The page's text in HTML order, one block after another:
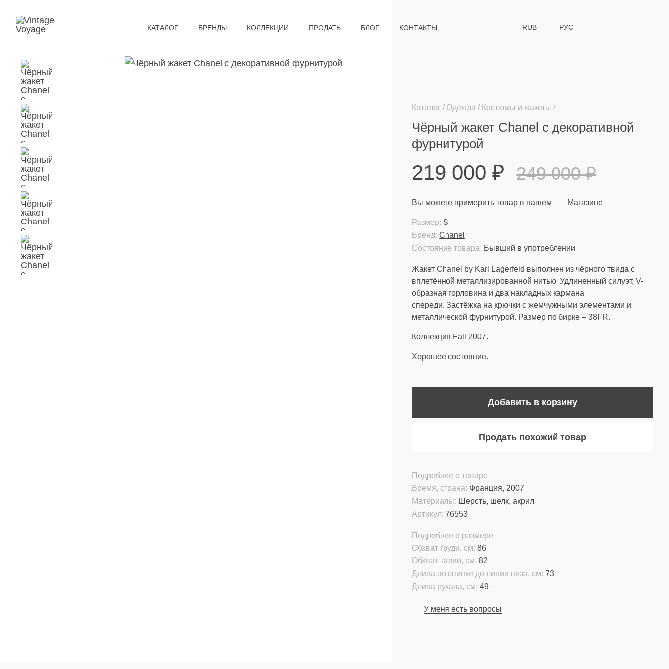
КАТАЛОГ БРЕНДЫ КОЛЛЕКЦИИ ПРОДАТЬ БЛОГ КОНТАКТЫ RUB РУС
Каталог Одежда Костюмы и жакеты
Чёрный жакет Chanel с декоративной
фурнитурой
219 000₽ 249 000₽
Вы можете примерить товар в нашем Магазине
Состояние товара: Бывший в употреблении
Бренд: Chanel
Размер: S
Жакет Chanel by Karl Lagerfeld выполнен из чёрного твида с
вплетённой металлизированной нитью. Удлиненный силуэт, V-
образная горловина и два накладных кармана
спереди. Застёжка на крючки с жемчужными элементами и
металлической фурнитурой. Размер по бирке – 38FR.
Коллекция Fall 2007.
Хорошее состояние.
Добавить в корзину
Продать похожий товар
Подробнее о товаре
Материалы: Шерсть, шелк, акрил
Время, страна: Франция, 2007
Артикул: 76553
Подробнее о размере
Длина рукава, см: 49
Длина по спинке до линии низа, см: 73
Обхват талии, см: 82
Обхват груди, см: 86
У меня есть вопросы